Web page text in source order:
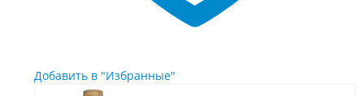
Добавить в "Избранные"